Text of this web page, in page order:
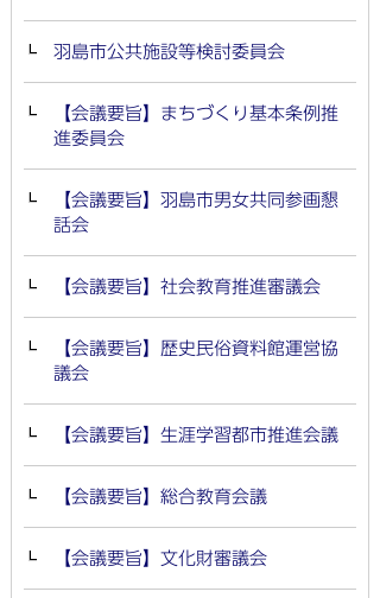
羽島市公共施設等検討委員会
【会議要旨】まちづくり基本条例推
進委員会
【会議要旨】羽島市男女共同参画懇
話会
【会議要旨】社会教育推進審議会
【会議要旨】歴史民俗資料館運営協
議会
【会議要旨】生涯学習都市推進会議
【会議要旨】総合教育会議
【会議要旨】文化財審議会